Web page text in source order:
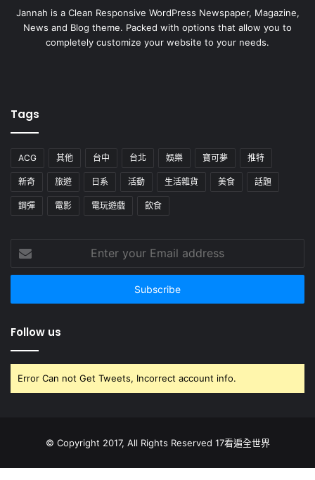
Jannah is a Clean Responsive WordPress Newspaper, Magazine,
News and Blog theme. Packed with options that allow you to
completely customize your website to your needs.
Tags
ACG 其他 台中 台北 娛樂 寶可夢 推特
新奇 旅遊 日系 活動 生活雜貨 美食 話題
鋼彈 電影 電玩遊戲 飲食
your
Email
Follow us
Error Can not Get Tweets, Incorrect account info.
© Copyright 2017, All Rights Reserved 17看遍全世界